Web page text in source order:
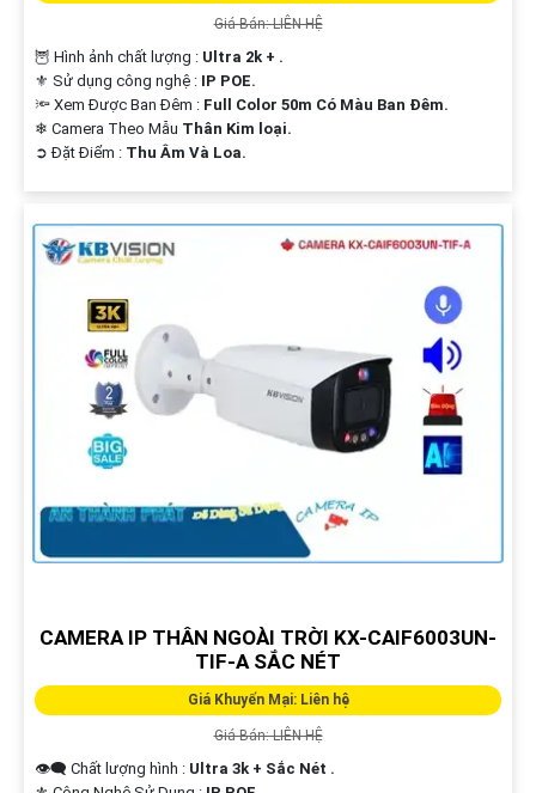
Giá Bán: LIÊN HỆ
🦉 Hình ảnh chất lượng : Ultra 2k + .
⚜️ Sử dụng công nghệ : IP POE.
🔦 Xem Được Ban Đêm : Full Color 50m Có Màu Ban Ðêm.
❄ Camera Theo Mẫu Thân Kim loại.
️➲ Đặt Điểm : Thu Âm Và Loa.
CAMERA IP THÂN NGOÀI TRỜI KX-CAIF6003UN-
TIF-A SẮC NÉT
Giá Khuyến Mại: Liên hệ
Giá Bán: LIÊN HỆ
👁️‍🗨 Chất lượng hình : Ultra 3k + Sắc Nét .